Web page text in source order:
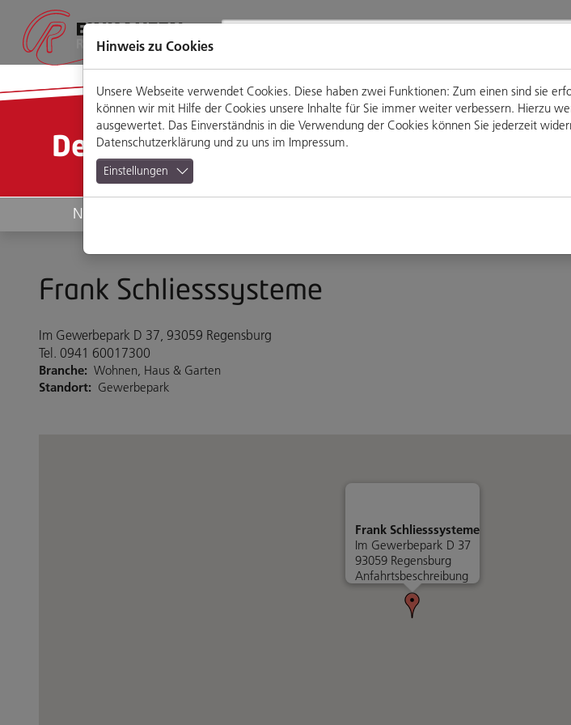
Seiteninhalt
Hauptmenü
Footermenü
Website-
Suche
Detailansicht
News
Frank Schliesssysteme
Im Gewerbepark D 37, 93059 Regensburg
Tel. 0941 60017300
Branche: Wohnen, Haus & Garten
Standort: Gewerbepark
Frank Schliesssysteme
Im Gewerbepark D 37
93059 Regensburg
Anfahrtsbeschreibung
Hinweis zu Cookies
Unsere Webseite verwendet Cookies. Diese haben zwei Funktionen: Zum einen sind sie
können wir mit Hilfe der Cookies unsere Inhalte für Sie immer weiter verbessern. Hierzu
ausgewertet. Das Einverständnis in die Verwendung der Cookies können Sie jederzeit
Datenschutzerklärung und zu uns im Impressum.
Einstellungen